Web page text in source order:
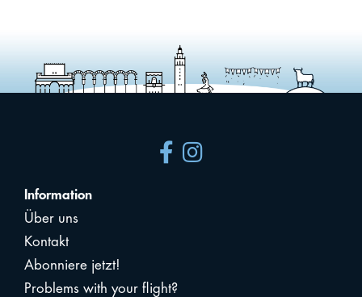
Information
Über uns
Kontakt
Abonniere jetzt!
Problems with your flight?